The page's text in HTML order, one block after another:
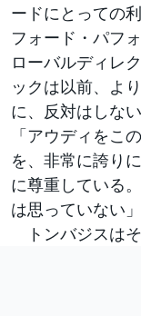
ードにとっての
フォード・パフ
ローバルディレ
ックは以前、よ
に、反対はしな
「アウディをこ
を、非常に誇り
に尊重している
は思っていない」
トンバジスはそ